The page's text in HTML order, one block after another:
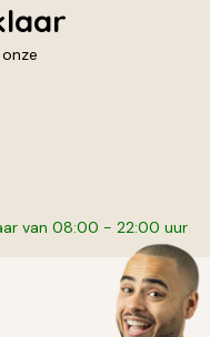
van 08:00 - 22:00 uur